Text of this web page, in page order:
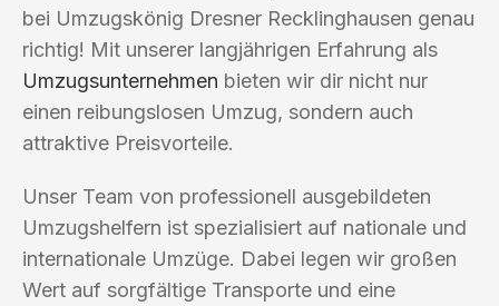
bei Umzugskönig Dresner Recklinghausen genau
richtig! Mit unserer langjährigen Erfahrung als
Umzugsunternehmen bieten wir dir nicht nur
einen reibungslosen Umzug, sondern auch
attraktive Preisvorteile.
Unser Team von professionell ausgebildeten
Umzugshelfern ist spezialisiert auf nationale und
internationale Umzüge. Dabei legen wir großen
Wert auf sorgfältige Transporte und eine